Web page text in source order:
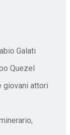
Galati
Quezel
giovani attori